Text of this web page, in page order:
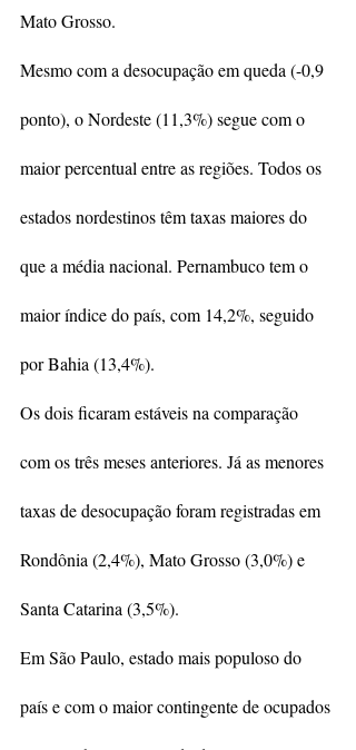
Mato Grosso.
Mesmo com a desocupação em queda (-0,9
ponto), o Nordeste (11,3%) segue com o
maior percentual entre as regiões. Todos os
estados nordestinos têm taxas maiores do
que a média nacional. Pernambuco tem o
maior índice do país, com 14,2%, seguido
por Bahia (13,4%).
Os dois ficaram estáveis na comparação
com os três meses anteriores. Já as menores
taxas de desocupação foram registradas em
Rondônia (2,4%), Mato Grosso (3,0%) e
Santa Catarina (3,5%).
Em São Paulo, estado mais populoso do
país e com o maior contingente de ocupados